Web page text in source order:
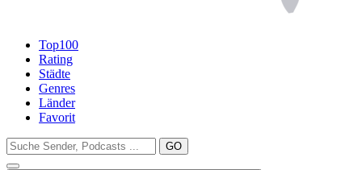
Top100
Rating
Städte
Genres
Länder
Favorit
GO